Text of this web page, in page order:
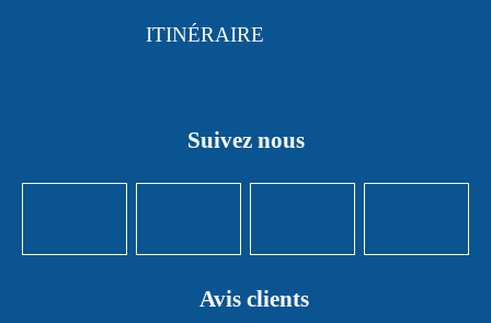
Suivez nous
Avis clients
ITINÉRAIRE